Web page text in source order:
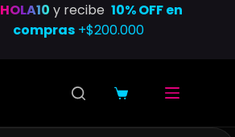
HOLA10 y recibe10% OFF en
compras+$200.000
Carro